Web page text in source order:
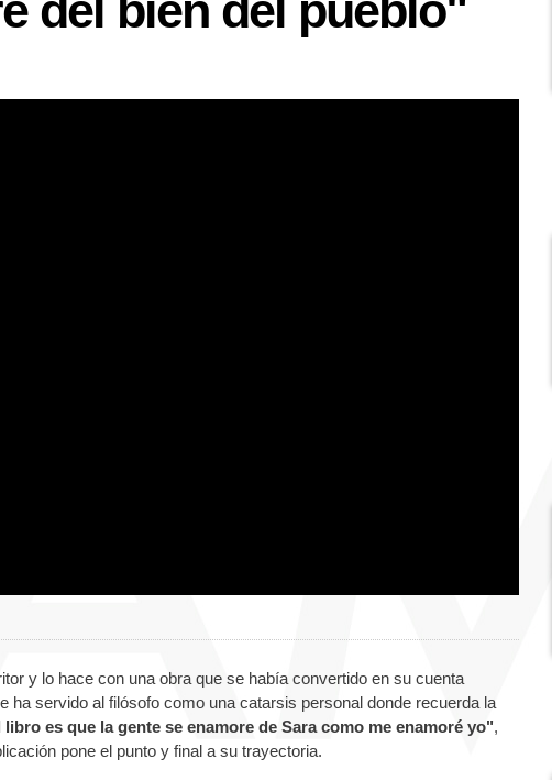
y lo hace con una obra que se había convertido en su cuenta
ha servido al filósofo como una catarsis personal donde recuerda la
es que la gente se enamore de Sara como me enamoré yo",
pone el punto y final a su trayectoria.